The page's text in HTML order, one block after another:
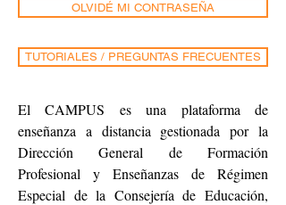
OLVIDÉ MI CONTRASEÑA
TUTORIALES / PREGUNTAS FRECUENTES
El CAMPUS es una plataforma de
enseñanza a distancia gestionada por la
Dirección General de Formación
Profesional y Enseñanzas de Régimen
Especial de la Consejería de Educación,